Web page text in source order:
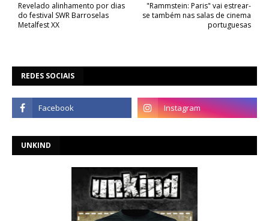
"Rammstein: Paris" vai estrear-
se também nas salas de cinema
portuguesas
Revelado alinhamento por dias
do festival SWR Barroselas
Metalfest XX
REDES SOCIAIS
UNKIND